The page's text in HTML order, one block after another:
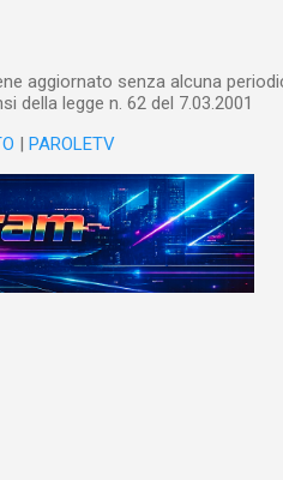
aggiornato senza alcuna
della legge n. 62 del 7.03.2001
| PAROLETV